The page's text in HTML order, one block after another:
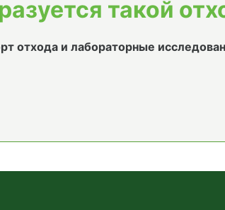
такой
отхода и лабораторные